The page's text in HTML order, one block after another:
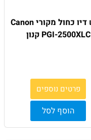
ראש דיו כחול מקורי Canon
PGI-2500XLC קנון
פרטים נוספים
הוסף לסל